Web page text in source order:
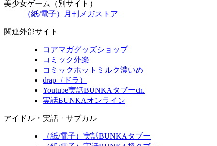
美少女ゲーム（別サイト）
（紙/電子）月刊メガストア
関連外部サイト
コアマガグッズショップ
コミック外楽
コミックホットミルク濃いめ
drap（ドラ）
Youtube実話BUNKAタブーch.
実話BUNKAオンライン
アイドル・実話・サブカル
（紙/電子）実話BUNKAタブー